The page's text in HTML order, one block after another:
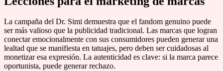
La campaña del Dr. Simi demuestra que el fandom genuino puede
ser más valioso que la publicidad tradicional. Las marcas que logran
conectar emocionalmente con sus consumidores pueden generar una
lealtad que se manifiesta en tatuajes, pero deben ser cuidadosas al
monetizar esa expresión. La autenticidad es clave: si la marca parece
oportunista, puede generar rechazo.